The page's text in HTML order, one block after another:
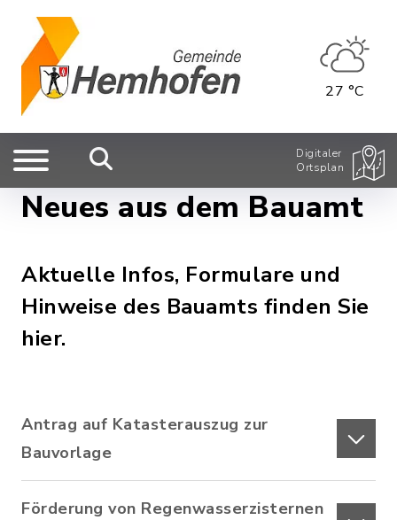
27 °C
Digitaler
Ortsplan
Neues aus dem Bauamt
Aktuelle Infos, Formulare und
Hinweise des Bauamts finden Sie
hier.
Antrag auf Katasterauszug zur
Bauvorlage
Förderung von Regenwasserzisternen